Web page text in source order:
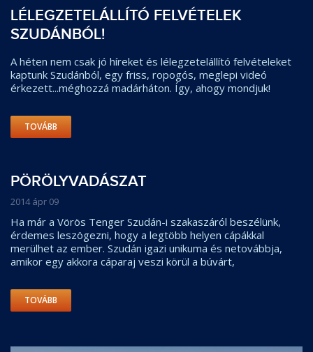
LÉLEGZETELÁLLÍTÓ FELVÉTELEK
SZUDÁNBÓL!
A héten nem csak jó híreket és lélegzetelállító felvételeket
kaptunk Szudánból, egy friss, ropogós, meglepi videó
érkezett...méghozzá madárháton. Így, ahogy mondjuk!
TOVÁBB
PÖRÖLYVADÁSZAT
2014 ápr 09
Ha már a Vörös Tenger Szudán-i szakaszáról beszélünk,
érdemes leszögezni, hogy a legtöbb helyen cápákkal
merülhet az ember. Szudán igazi unikuma és netovábbja,
amikor egy akkora cáparaj veszi körül a búvárt,
TOVÁBB